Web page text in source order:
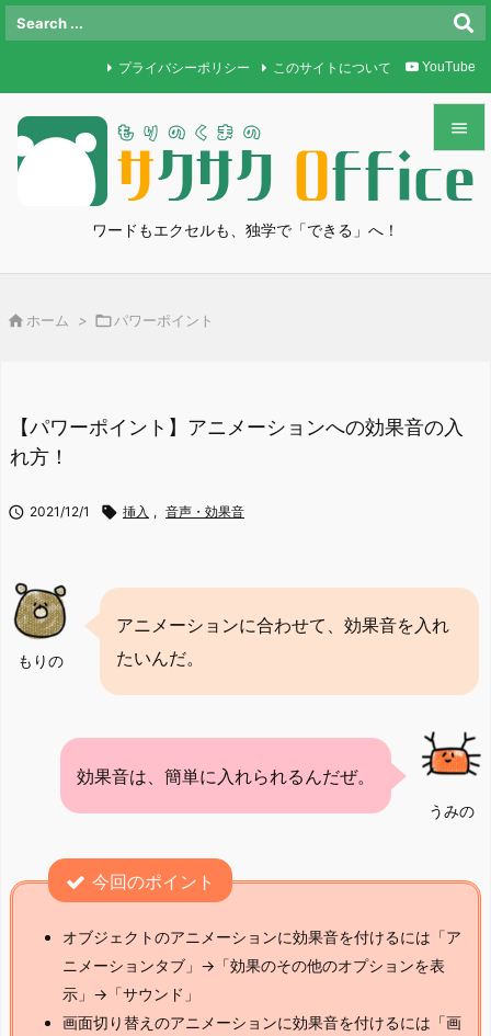
ワードもエクセルも、独学で「できる」へ！


メニュ
検索
プライバシーポリシー このサイトについて YouTube
 ホーム > パワーポイント
【パワーポイント】アニメーションへの効果音の入
れ方！
 2021/12/1  挿入 , 音声・効果音
もりの
アニメーションに合わせて、効果音を入れ
たいんだ。
うみの
効果音は、簡単に入れられるんだぜ。
今回のポイント
オブジェクトのアニメーションに効果音を付けるには「ア
ニメーションタブ」→「効果のその他のオプションを表
示」→「サウンド」
画面切り替えのアニメーションに効果音を付けるには「画